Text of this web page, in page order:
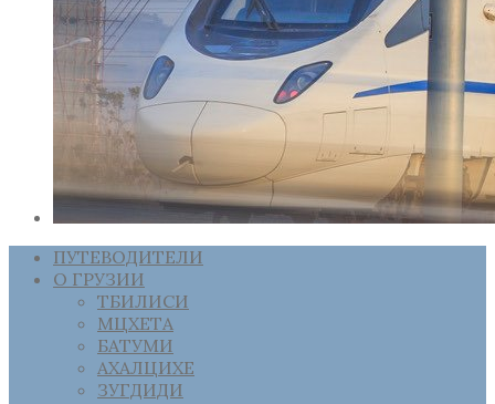
ПУТЕВОДИТЕЛИ
О ГРУЗИИ
ТБИЛИСИ
МЦХЕТА
БАТУМИ
АХАЛЦИХЕ
ЗУГДИДИ